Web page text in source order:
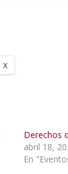
X
Derechos
abril 18,
En